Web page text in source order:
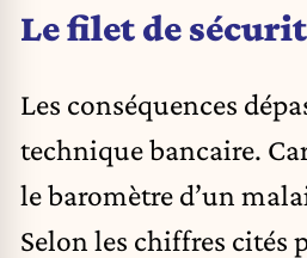
Le filet de
Les conséquences
technique bancaire.
le baromètre d’un
Selon les chiffres cités